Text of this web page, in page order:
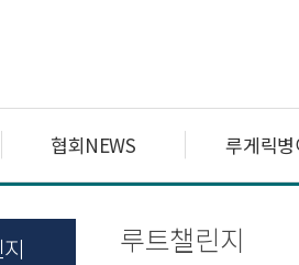
협회NEWS 루게릭
루트챌린지